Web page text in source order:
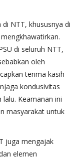
NTT, khususnya di
di seluruh NTT,
oleh
terima kasih
kondusivitas
Keamanan ini
masyarakat untuk
juga mengajak
elemen